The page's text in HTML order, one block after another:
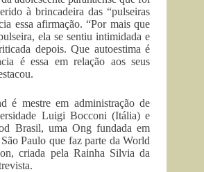
à brincadeira das “pulseiras
essa afirmação. “Por mais que
ela se sentiu intimidada e
depois. Que autoestima é
é essa em relação aos seus
é mestre em administração de
Luigi Bocconi (Itália) e
Brasil, uma Ong fundada em
Paulo que faz parte da World
criada pela Rainha Silvia da